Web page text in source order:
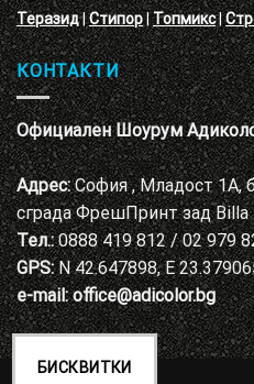
Теразид|Стипор|Топмикс|
КОНТАКТИ
Официален Шоурум
Адрес:София , Младост 1А,
сграда ФрешПринт зад Billa
Тел.:0888 419 812 / 02 979
GPS:N 42.647898, E
e-mail: office@adicolor.bg
БИСКВИТКИ